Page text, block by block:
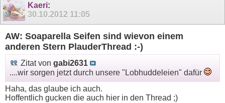
Kaeri:
30.10.2012 11:05
AW: Soaparella Seifen sind wievon einem
anderen Stern PlauderThread :-)
Zitat von gabi2631
....wir sorgen jetzt durch unsere "Lobhuddeleien" dafür
Haha, das glaube ich auch.
Hoffentlich gucken die auch hier in den Thread ;)